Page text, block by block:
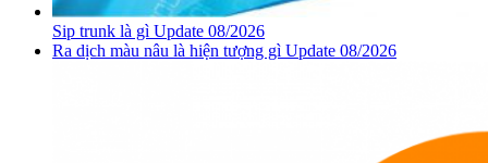
Sip trunk là gì Update 08/2026
Ra dịch màu nâu là hiện tượng gì Update 08/2026